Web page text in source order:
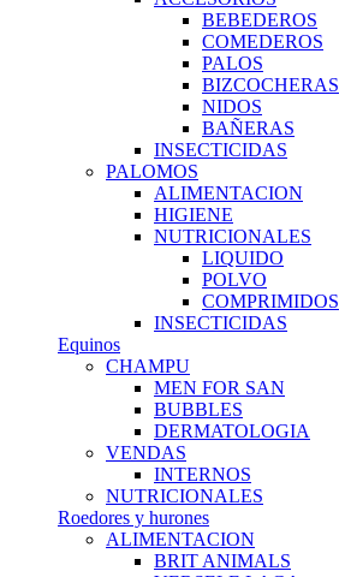
BEBEDEROS
COMEDEROS
PALOS
BIZCOCHERAS
NIDOS
BAÑERAS
INSECTICIDAS
PALOMOS
ALIMENTACION
HIGIENE
NUTRICIONALES
LIQUIDO
POLVO
COMPRIMIDOS
INSECTICIDAS
Equinos
CHAMPU
MEN FOR SAN
BUBBLES
DERMATOLOGIA
VENDAS
INTERNOS
NUTRICIONALES
Roedores y hurones
ALIMENTACION
BRIT ANIMALS